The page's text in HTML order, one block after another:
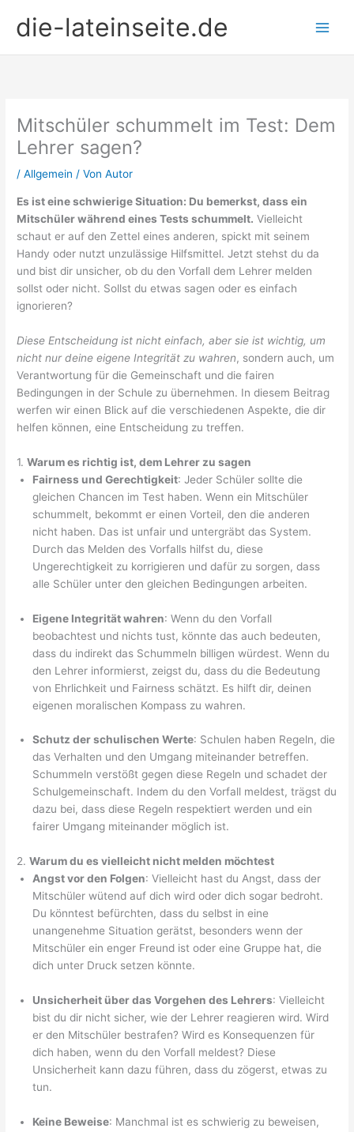
Inhaltdie-lateinseite.de
Mitschüler schummelt im Test: Dem
Lehrer sagen?
/Allgemein / VonAutor
Es ist eine schwierige Situation: Du bemerkst, dass ein
Mitschüler während eines Tests schummelt. Vielleicht
schaut er auf den Zettel eines anderen, spickt mit seinem
Handy oder nutzt unzulässige Hilfsmittel. Jetzt stehst du da
und bist dir unsicher, ob du den Vorfall dem Lehrer melden
sollst oder nicht. Sollst du etwas sagen oder es einfach
ignorieren?
Diese Entscheidung ist nicht einfach, aber sie ist wichtig, um
nicht nur deine eigene Integrität zu wahren, sondern auch, um
Verantwortung für die Gemeinschaft und die fairen
Bedingungen in der Schule zu übernehmen. In diesem Beitrag
werfen wir einen Blick auf die verschiedenen Aspekte, die dir
helfen können, eine Entscheidung zu treffen.
1.Warum es richtig ist, dem Lehrer zu sagen
Fairness und Gerechtigkeit: Jeder Schüler sollte die
gleichen Chancen im Test haben. Wenn ein Mitschüler
schummelt, bekommt er einen Vorteil, den die anderen
nicht haben. Das ist unfair und untergräbt das System.
Durch das Melden des Vorfalls hilfst du, diese
Ungerechtigkeit zu korrigieren und dafür zu sorgen, dass
alle Schüler unter den gleichen Bedingungen arbeiten.
Eigene Integrität wahren: Wenn du den Vorfall
beobachtest und nichts tust, könnte das auch bedeuten,
dass du indirekt das Schummeln billigen würdest. Wenn du
den Lehrer informierst, zeigst du, dass du die Bedeutung
von Ehrlichkeit und Fairness schätzt. Es hilft dir, deinen
eigenen moralischen Kompass zu wahren.
Schutz der schulischen Werte: Schulen haben Regeln, die
das Verhalten und den Umgang miteinander betreffen.
Schummeln verstößt gegen diese Regeln und schadet der
Schulgemeinschaft. Indem du den Vorfall meldest, trägst du
dazu bei, dass diese Regeln respektiert werden und ein
fairer Umgang miteinander möglich ist.
2.Warum du es vielleicht nicht melden möchtest
Angst vor den Folgen: Vielleicht hast du Angst, dass der
Mitschüler wütend auf dich wird oder dich sogar bedroht.
Du könntest befürchten, dass du selbst in eine
unangenehme Situation gerätst, besonders wenn der
Mitschüler ein enger Freund ist oder eine Gruppe hat, die
dich unter Druck setzen könnte.
Unsicherheit über das Vorgehen des Lehrers: Vielleicht
bist du dir nicht sicher, wie der Lehrer reagieren wird. Wird
er den Mitschüler bestrafen? Wird es Konsequenzen für
dich haben, wenn du den Vorfall meldest? Diese
Unsicherheit kann dazu führen, dass du zögerst, etwas zu
tun.
Keine Beweise: Manchmal ist es schwierig zu beweisen,